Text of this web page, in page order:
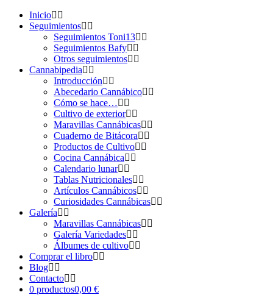
Inicio
Seguimientos
Seguimientos Toni13
Seguimientos Bafy
Otros seguimientos
Cannabipedia
Introducción
Abecedario Cannábico
Cómo se hace…
Cultivo de exterior
Maravillas Cannábicas
Cuaderno de Bitácora
Productos de Cultivo
Cocina Cannábica
Calendario lunar
Tablas Nutricionales
Artículos Cannábicos
Curiosidades Cannábicas
Galería
Maravillas Cannábicas
Galería Variedades
Álbumes de cultivo
Comprar el libro
Blog
Contacto
0 productos0,00 €